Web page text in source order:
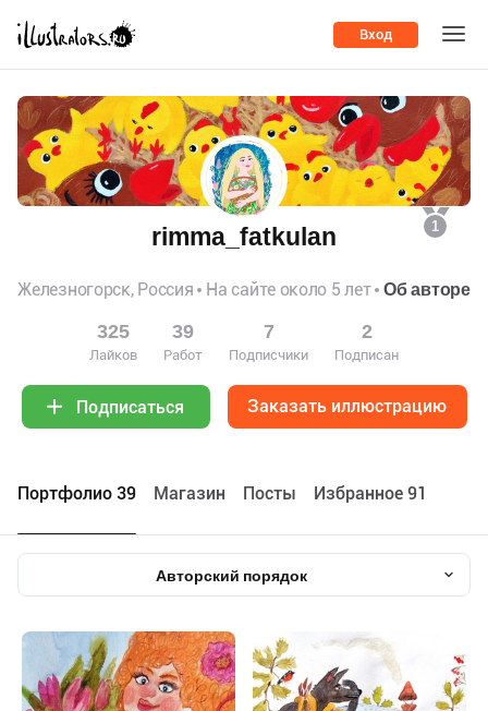
Вход
1
rimma_fatkulan
Железногорск, Россия На сайте около 5 лет Об авторе
325
Лайков
39
Работ
7
Подписчики
2
Подписан
Подписаться Заказать иллюстрацию
Портфолио 39 Maгазин Посты Избранное 91
Авторский порядок